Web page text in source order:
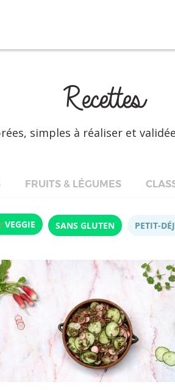
Recettes
simples à réaliser et
FRUITS & LÉGUMES
VEGGIE SANS GLUTEN PETIT-